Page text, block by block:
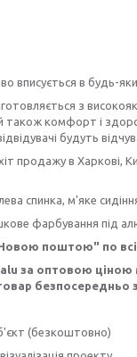
вписується в будь-
з
й також комфорт і
будуть
продажу в Харкові,
спинка, м'яке
фарбування під
поштою" по
за оптовою ціною
(безкоштовно)